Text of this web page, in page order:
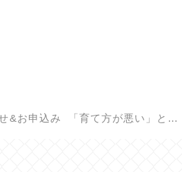
&お申込み 「育て方が悪い」と悩